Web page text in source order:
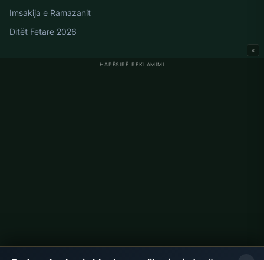
HAPËSIRË REKLAMIMI
×
Imsakija e Ramazanit
Ditët Fetare 2026
Oraret e Namazit në Gjermani
Kontakti